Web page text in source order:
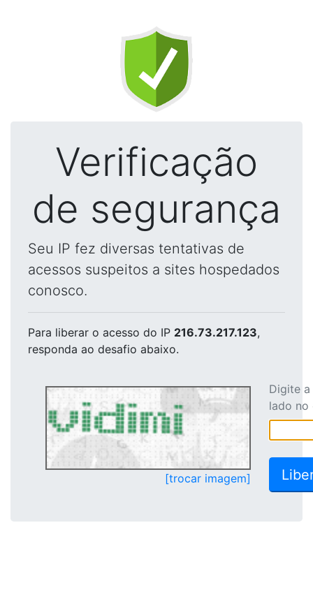
Verificação
de segurança
Seu IP fez diversas tentativas de
acessos suspeitos a sites hospedados
conosco.
Para liberar o acesso do IP 216.73.217.123,
responda ao desafio abaixo.
[trocar imagem]
Digite
lado no